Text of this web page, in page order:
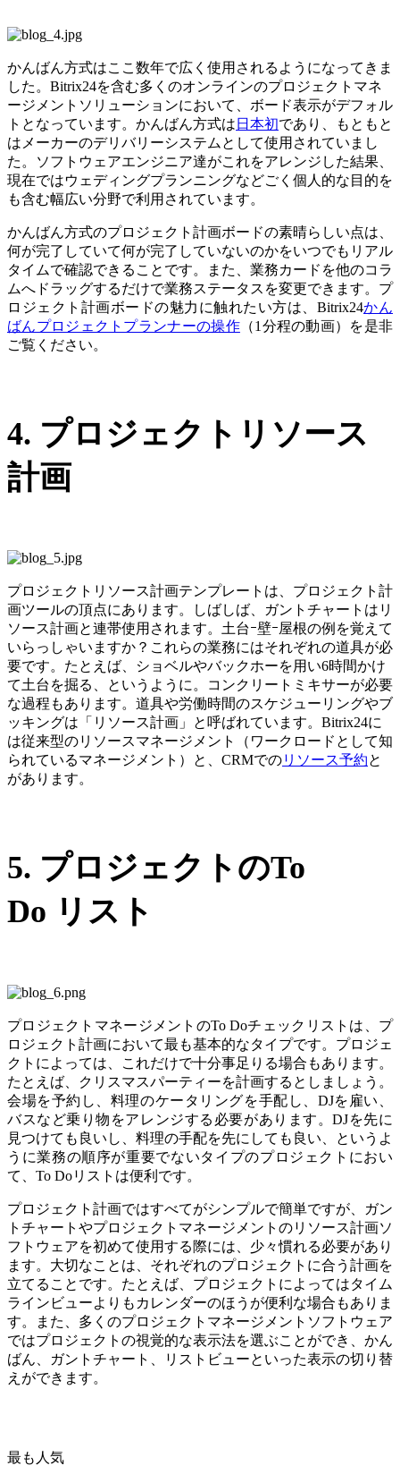
かんばん方式はここ数年で広く使用されるようになってきま
した。Bitrix24を含む多くのオンラインのプロジェクトマネ
ージメントソリューションにおいて、ボード表示がデフォル
トとなっています。かんばん方式は 日本初であり、もともと
はメーカーのデリバリーシステムとして使用されていまし
た。ソフトウェアエンジニア達がこれをアレンジした結果、
現在ではウェディングプランニングなどごく個人的な目的を
も含む幅広い分野で利用されています。
かんばん方式のプロジェクト計画ボードの素晴らしい点は、
何が完了していて何が完了していないのかをいつでもリアル
タイムで確認できることです。また、業務カードを他のコラ
ムへドラッグするだけで業務ステータスを変更できます。プ
ロジェクト計画ボードの魅力に触れたい方は、Bitrix24かん
ばんプロジェクトプランナーの操作（1分程の動画）を是非
ご覧ください。
4. プロジェクトリソース
計画
プロジェクトリソース計画テンプレートは、プロジェクト計
画ツールの頂点にあります。しばしば、ガントチャートはリ
ソース計画と連帯使用されます。土台ｰ壁ｰ屋根の例を覚えて
いらっしゃいますか？これらの業務にはそれぞれの道具が必
要です。たとえば、ショベルやバックホーを用い6時間かけ
て土台を掘る、というように。コンクリートミキサーが必要
な過程もあります。道具や労働時間のスケジューリングやブ
ッキングは「リソース計画」と呼ばれています。Bitrix24に
は従来型のリソースマネージメント（ ワークロードとして知
られているマネージメント ）と、CRMでのリソース予約と
があります。
5. プロジェクトのTo
Do リスト
プロジェクトマネージメントのTo Doチェックリストは、プ
ロジェクト計画において最も基本的なタイプです。プロジェ
クトによっては、これだけで十分事足りる場合もあります。
たとえば、クリスマスパーティーを計画するとしましょう。
会場を予約し、料理のケータリングを手配し、DJを雇い、
バスなど乗り物をアレンジする必要があります。DJを先に
見つけても良いし、料理の手配を先にしても良い、というよ
うに業務の順序が重要でないタイプのプロジェクトにおい
て、To Doリストは便利です。
プロジェクト計画ではすべてがシンプルで簡単ですが、ガン
トチャートやプロジェクトマネージメントのリソース計画ソ
フトウェアを初めて使用する際には、少々慣れる必要があり
ます。大切なことは、それぞれのプロジェクトに合う計画を
立てることです。たとえば、プロジェクトによってはタイム
ラインビューよりもカレンダーのほうが便利な場合もありま
す。また、多くのプロジェクトマネージメントソフトウェア
ではプロジェクトの視覚的な表示法を選ぶことができ、かん
ばん、ガントチャート、リストビューといった表示の切り替
えができます。
最も人気